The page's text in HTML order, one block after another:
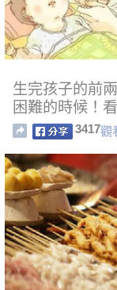
生完孩子的前
困難的時候！
3417觀